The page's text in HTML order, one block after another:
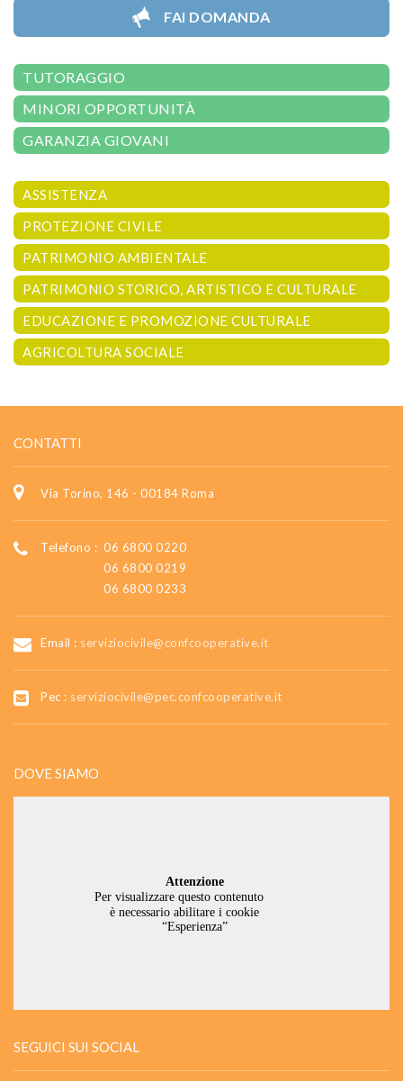
FAI DOMANDA
TUTORAGGIO
MINORI OPPORTUNITÀ
GARANZIA GIOVANI
ASSISTENZA
PROTEZIONE CIVILE
PATRIMONIO AMBIENTALE
PATRIMONIO STORICO, ARTISTICO E CULTURALE
EDUCAZIONE E PROMOZIONE CULTURALE
AGRICOLTURA SOCIALE
CONTATTI
Via Torino, 146 - 00184 Roma
Telefono : 06 6800 0220
06 6800 0219
06 6800 0233
Email : serviziocivile@confcooperative.it
Pec : serviziocivile@pec.confcooperative.it
DOVE SIAMO
SEGUICI SUI SOCIAL